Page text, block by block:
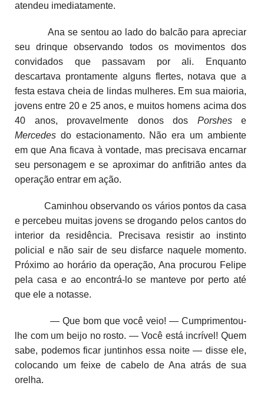
atendeu imediatamente.
Ana se sentou ao lado do balcão para apreciar
seu drinque observando todos os movimentos dos
convidados que passavam por ali. Enquanto
descartava prontamente alguns flertes, notava que a
festa estava cheia de lindas mulheres. Em sua maioria,
jovens entre 20 e 25 anos, e muitos homens acima dos
40 anos, provavelmente donos dos Porshese
Mercedes do estacionamento. Não era um ambiente
em que Ana ficava à vontade, mas precisava encarnar
seu personagem e se aproximar do anfitrião antes da
operação entrar em ação.
Caminhou observando os vários pontos da casa
e percebeu muitas jovens se drogando pelos cantos do
interior da residência. Precisava resistir ao instinto
policial e não sair de seu disfarce naquele momento.
Próximo ao horário da operação, Ana procurou Felipe
pela casa e ao encontrá-lo se manteve por perto até
que ele a notasse.
— Que bom que você veio! — Cumprimentou-
lhe com um beijo no rosto. — Você está incrível! Quem
sabe, podemos ficar juntinhos essa noite — disse ele,
colocando um feixe de cabelo de Ana atrás de sua
orelha.